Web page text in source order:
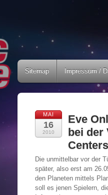
Sitemap Impressum /
MAI
16
2010
Eve
bei der
Centers
Die unmittelbar vor der
später, also erst am
den Planeten mittels
soll es jenen Spielern,